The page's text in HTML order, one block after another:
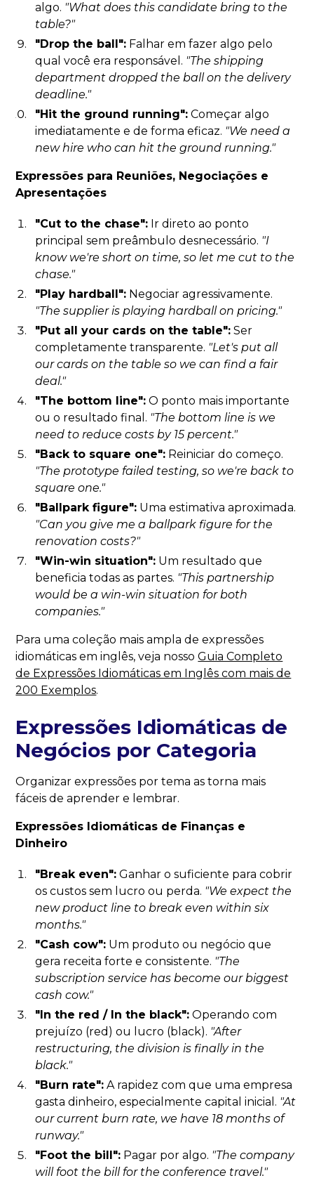
algo. "What does this candidate bring to the
table?"
"Drop the ball": Falhar em fazer algo pelo
qual você era responsável. "The shipping
department dropped the ball on the delivery
deadline."
"Hit the ground running": Começar algo
imediatamente e de forma eficaz. "We need a
new hire who can hit the ground running."
Expressões para Reuniões, Negociações e
Apresentações
"Cut to the chase": Ir direto ao ponto
principal sem preâmbulo desnecessário. "I
know we're short on time, so let me cut to the
chase."
"Play hardball": Negociar agressivamente.
"The supplier is playing hardball on pricing."
"Put all your cards on the table": Ser
completamente transparente. "Let's put all
our cards on the table so we can find a fair
deal."
"The bottom line": O ponto mais importante
ou o resultado final. "The bottom line is we
need to reduce costs by 15 percent."
"Back to square one": Reiniciar do começo.
"The prototype failed testing, so we're back to
square one."
"Ballpark figure": Uma estimativa aproximada.
"Can you give me a ballpark figure for the
renovation costs?"
"Win-win situation": Um resultado que
beneficia todas as partes. "This partnership
would be a win-win situation for both
companies."
Para uma coleção mais ampla de expressões
idiomáticas em inglês, veja nossoGuia Completo
de Expressões Idiomáticas em Inglês com mais de
200 Exemplos.
Expressões Idiomáticas de
Negócios por Categoria
Organizar expressões por tema as torna mais
fáceis de aprender e lembrar.
Expressões Idiomáticas de Finanças e
Dinheiro
"Break even": Ganhar o suficiente para cobrir
os custos sem lucro ou perda. "We expect the
new product line to break even within six
months."
"Cash cow": Um produto ou negócio que
gera receita forte e consistente. "The
subscription service has become our biggest
cash cow."
"In the red / In the black": Operando com
prejuízo (red) ou lucro (black). "After
restructuring, the division is finally in the
black."
"Burn rate": A rapidez com que uma empresa
gasta dinheiro, especialmente capital inicial. "At
our current burn rate, we have 18 months of
runway."
"Foot the bill": Pagar por algo. "The company
will foot the bill for the conference travel."